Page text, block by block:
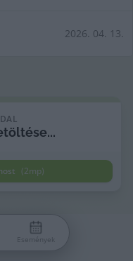
2026. 04. 13.
(2mp)
Események